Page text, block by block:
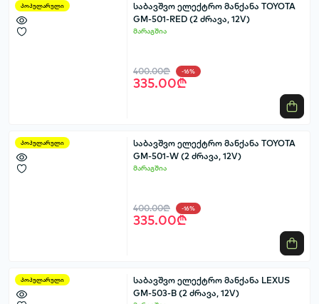
პოპულარული
საბავშვო ელექტრო მანქანა TOYOTA
GM-501-RED (2 ძრავა, 12V)
მარაგშია
400.00₾ -16%
335.00₾
პოპულარული
საბავშვო ელექტრო მანქანა TOYOTA
GM-501-W (2 ძრავა, 12V)
მარაგშია
400.00₾ -16%
335.00₾
პოპულარული
საბავშვო ელექტრო მანქანა LEXUS
GM-503-B (2 ძრავა, 12V)